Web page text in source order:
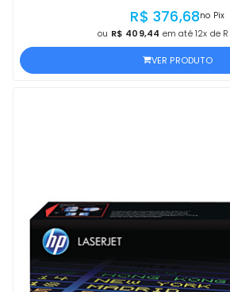
R$ 376,68no Pix
ou R$ 409,44 em até 12x de
VER PRODUTO